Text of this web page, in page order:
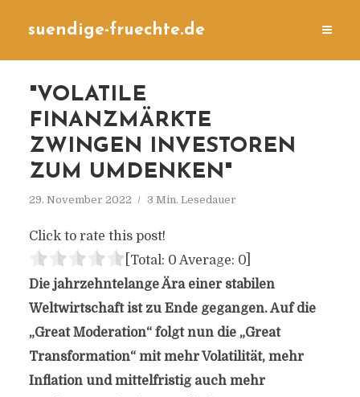
suendige-fruechte.de
"VOLATILE
FINANZMÄRKTE
ZWINGEN INVESTOREN
ZUM UMDENKEN"
29. November 2022 3 Min. Lesedauer
Click to rate this post!
[Total: 0 Average: 0]
Die jahrzehntelange Ära einer stabilen
Weltwirtschaft ist zu Ende gegangen. Auf die
„Great Moderation“ folgt nun die „Great
Transformation“ mit mehr Volatilität, mehr
Inflation und mittelfristig auch mehr